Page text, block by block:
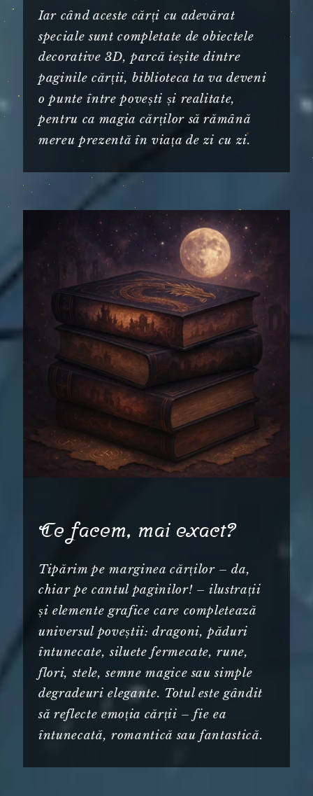
Iar când aceste cărți cu adevărat
speciale sunt completate de obiectele
decorative 3D, parcă ieșite dintre
paginile cărții, biblioteca ta va deveni
o punte între povești și realitate,
pentru ca magia cărților să rămână
mereu prezentă în viața de zi cu zi.
Ce facem, mai exact?
Tipărim pe marginea cărților – da,
chiar pe cantul paginilor! – ilustrații
și elemente grafice care completează
universul poveștii: dragoni, păduri
întunecate, siluete fermecate, rune,
flori, stele, semne magice sau simple
degradeuri elegante. Totul este gândit
să reflecte emoția cărții – fie ea
întunecată, romantică sau fantastică.